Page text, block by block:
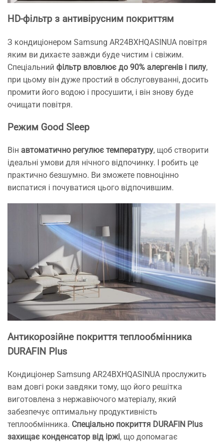
HD-фільтр з антивірусним покриттям
З кондиціонером Samsung AR24BXHQASINUA повітря
яким ви дихаєте завжди буде чистим і свіжим.
Спеціальний фільтр вловлює до 90% алергенів і пилу,
при цьому він дуже простий в обслуговуванні, досить
промити його водою і просушити, і він знову буде
очищати повітря.
Режим Good Sleep
Він автоматично регулює температуру, щоб створити
ідеальні умови для нічного відпочинку. І робить це
практично безшумно. Ви зможете повноцінно
виспатися і почуватися цього відпочившим.
Антикорозійне покриття теплообмінника
DURAFIN Plus
Кондиціонер Samsung AR24BXHQASINUA прослужить
вам довгі роки завдяки тому, що його решітка
виготовлена з нержавіючого матеріалу, який
забезпечує оптимальну продуктивність
теплообмінника. Спеціально покриття DURAFIN Plus
захищає конденсатор від іржі, що допомагає